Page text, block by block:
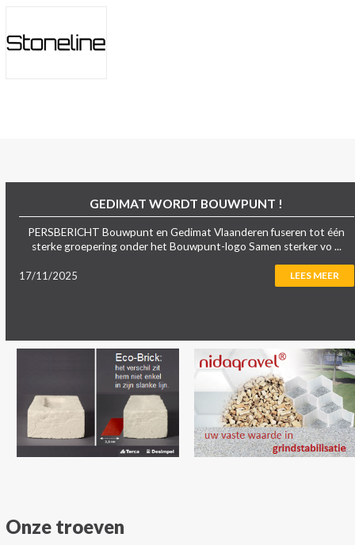
GEDIMAT WORDT BOUWPUNT !
PERSBERICHT Bouwpunt en Gedimat Vlaanderen fuseren tot één
sterke groepering onder het Bouwpunt-logo Samen sterker vo ...
17/11/2025 LEES MEER
Onze troeven